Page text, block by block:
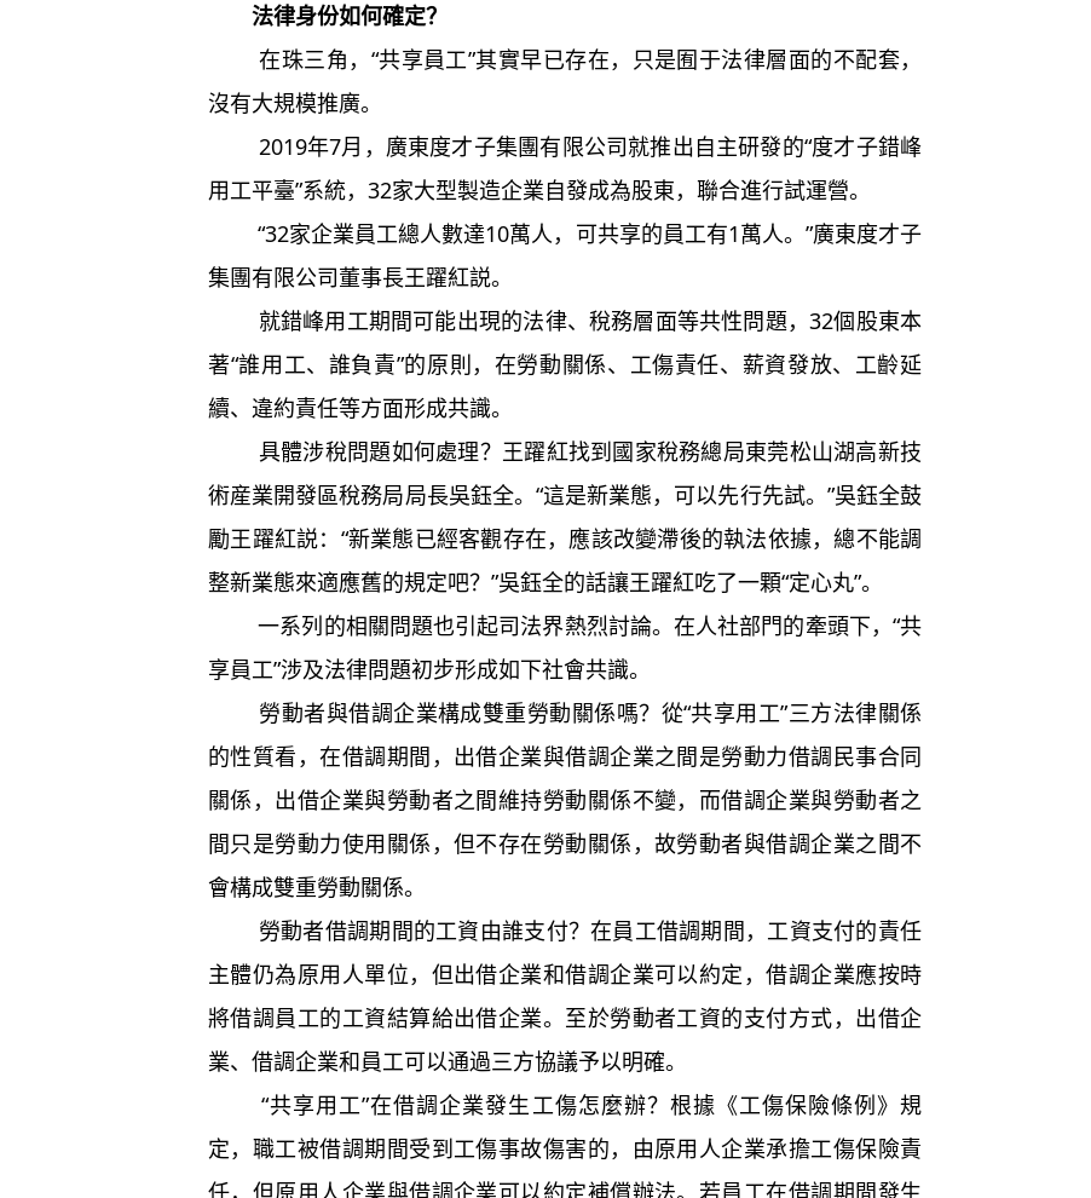
法律身份如何確定？
在珠三角，“共享員工”其實早已存在，只是囿于法律層面的不配套，
沒有大規模推廣。
2019年7月，廣東度才子集團有限公司就推出自主研發的“度才子錯峰
用工平臺”系統，32家大型製造企業自發成為股東，聯合進行試運營。
“32家企業員工總人數達10萬人，可共享的員工有1萬人。”廣東度才子
集團有限公司董事長王躍紅説。
就錯峰用工期間可能出現的法律、稅務層面等共性問題，32個股東本
著“誰用工、誰負責”的原則，在勞動關係、工傷責任、薪資發放、工齡延
續、違約責任等方面形成共識。
具體涉稅問題如何處理？王躍紅找到國家稅務總局東莞松山湖高新技
術産業開發區稅務局局長吳鈺全。“這是新業態，可以先行先試。”吳鈺全鼓
勵王躍紅説：“新業態已經客觀存在，應該改變滯後的執法依據，總不能調
整新業態來適應舊的規定吧？”吳鈺全的話讓王躍紅吃了一顆“定心丸”。
一系列的相關問題也引起司法界熱烈討論。在人社部門的牽頭下，“共
享員工”涉及法律問題初步形成如下社會共識。
勞動者與借調企業構成雙重勞動關係嗎？從“共享用工”三方法律關係
的性質看，在借調期間，出借企業與借調企業之間是勞動力借調民事合同
關係，出借企業與勞動者之間維持勞動關係不變，而借調企業與勞動者之
間只是勞動力使用關係，但不存在勞動關係，故勞動者與借調企業之間不
會構成雙重勞動關係。
勞動者借調期間的工資由誰支付？在員工借調期間，工資支付的責任
主體仍為原用人單位，但出借企業和借調企業可以約定，借調企業應按時
將借調員工的工資結算給出借企業。至於勞動者工資的支付方式，出借企
業、借調企業和員工可以通過三方協議予以明確。
“共享用工”在借調企業發生工傷怎麼辦？根據《工傷保險條例》規
定，職工被借調期間受到工傷事故傷害的，由原用人企業承擔工傷保險責
任，但原用人企業與借調企業可以約定補償辦法。若員工在借調期間發生